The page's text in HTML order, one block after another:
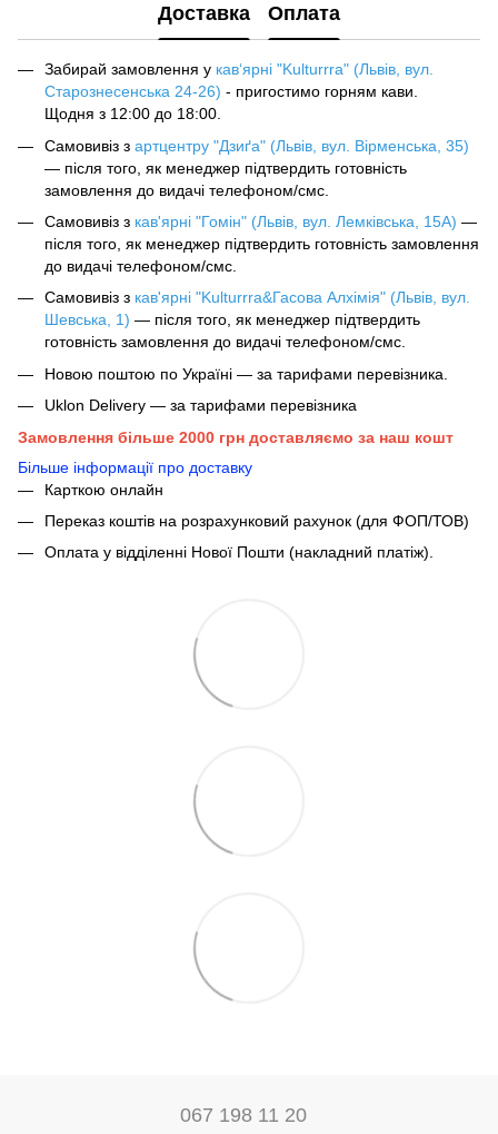
Доставка Оплата
Забирай замовлення у кав‘ярні "Kulturrra" (Львів, вул.
Старознесенська 24-26) - пригостимо горням кави.
Щодня з 12:00 до 18:00.
Самовивіз з артцентру "Дзиґа" (Львів, вул. Вірменська, 35)
— після того, як менеджер підтвердить готовність
замовлення до видачі телефоном/смс.
Самовивіз з кав'ярні "Гомін" (Львів, вул. Лемківська, 15А) —
після того, як менеджер підтвердить готовність замовлення
до видачі телефоном/смс.
Самовивіз з кав'ярні "Kulturrra&Гасова Алхімія" (Львів, вул.
Шевська, 1) — після того, як менеджер підтвердить
готовність замовлення до видачі телефоном/смс.
Новою поштою по Україні — за тарифами перевізника.
Uklon Delivery — за тарифами перевізника
Замовлення більше 2000 грн доставляємо за наш кошт
Більше інформації про доставку
Карткою онлайн
Переказ коштів на розрахунковий рахунок (для ФОП/ТОВ)
Оплата у відділенні Нової Пошти (накладний платіж).
067 198 11 20